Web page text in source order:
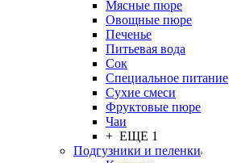
Мясные пюре
Овощные пюре
Печенье
Питьевая вода
Сок
Специальное питание
Сухие смеси
Фруктовые пюре
Чаи
+ ЕЩЕ 1
Подгузники и пеленки